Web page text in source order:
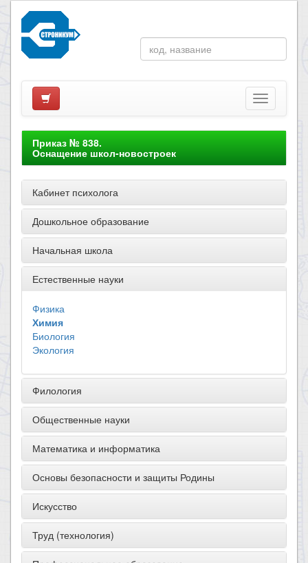
Приказ № 838.
Оснащение школ-новостроек
Кабинет психолога
Дошкольное образование
Начальная школа
Естественные науки
Физика
Химия
Биология
Экология
Филология
Общественные науки
Математика и информатика
Основы безопасности и защиты Родины
Искусство
Труд (технология)